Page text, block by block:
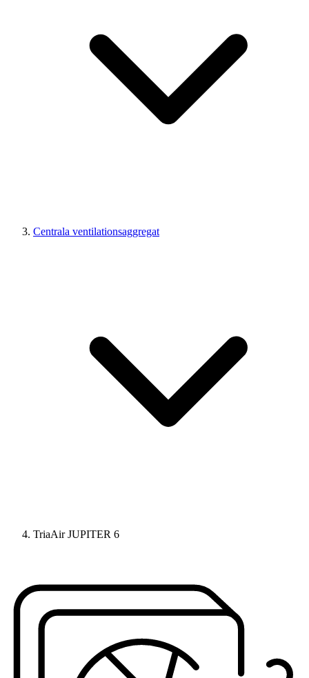
Centrala ventilationsaggregat
TriaAir JUPITER 6